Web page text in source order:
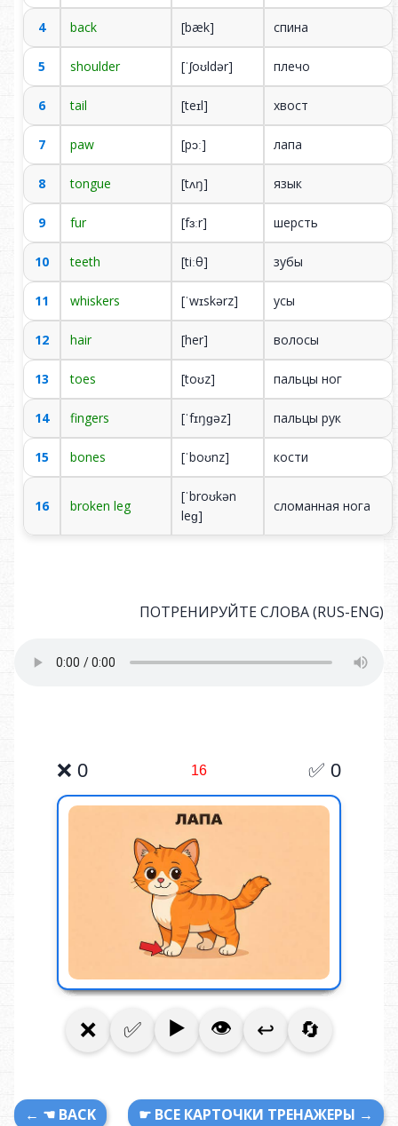
Это обучающая и
весёлая сцена из
ветеринарной
клиники.
It is an educational
veterinary clinic.
At the Vet
00:00 00:00
4 back [bæk] спина
5 shoulder [ˈʃoʊldər] плечо
6 tail [teɪl] хвост
7 paw [pɔː] лапа
8 tongue [tʌŋ] язык
9 fur [fɜːr] шерсть
10 teeth [tiːθ] зубы
11 whiskers [ˈwɪskərz] усы
12 hair [her] волосы
13 toes [toʊz] пальцы ног
14 fingers [ˈfɪŋɡəz] пальцы рук
15 bones [ˈboʊnz] кости
16 broken leg
[ˈbroʊkən
leɡ]
сломанная нога
ПОТРЕНИРУЙТЕ СЛОВА (RUS-ENG)
← ☚ BACK ☛ ВСЕ КАРТОЧКИ ТРЕНАЖЕРЫ →